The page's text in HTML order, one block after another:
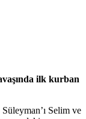
ilk kurban
Selim ve